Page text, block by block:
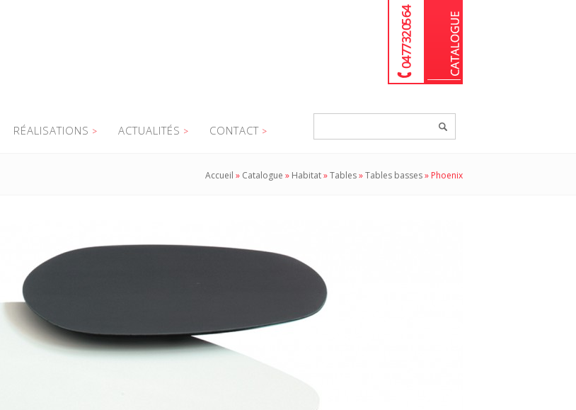
04 77 32 05 64
RÉALISATIONS ACTUALITÉS CONTACT
Accueil » Catalogue » Habitat»Tables»Tables basses» Phoenix